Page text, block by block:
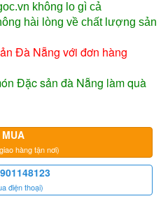
không lo gì cả
hài lòng về chất lượng sản
Đà Nẵng với đơn hàng
Đặc sản đà Nẵng làm quà
hàng tận nơi)
điện thoại)